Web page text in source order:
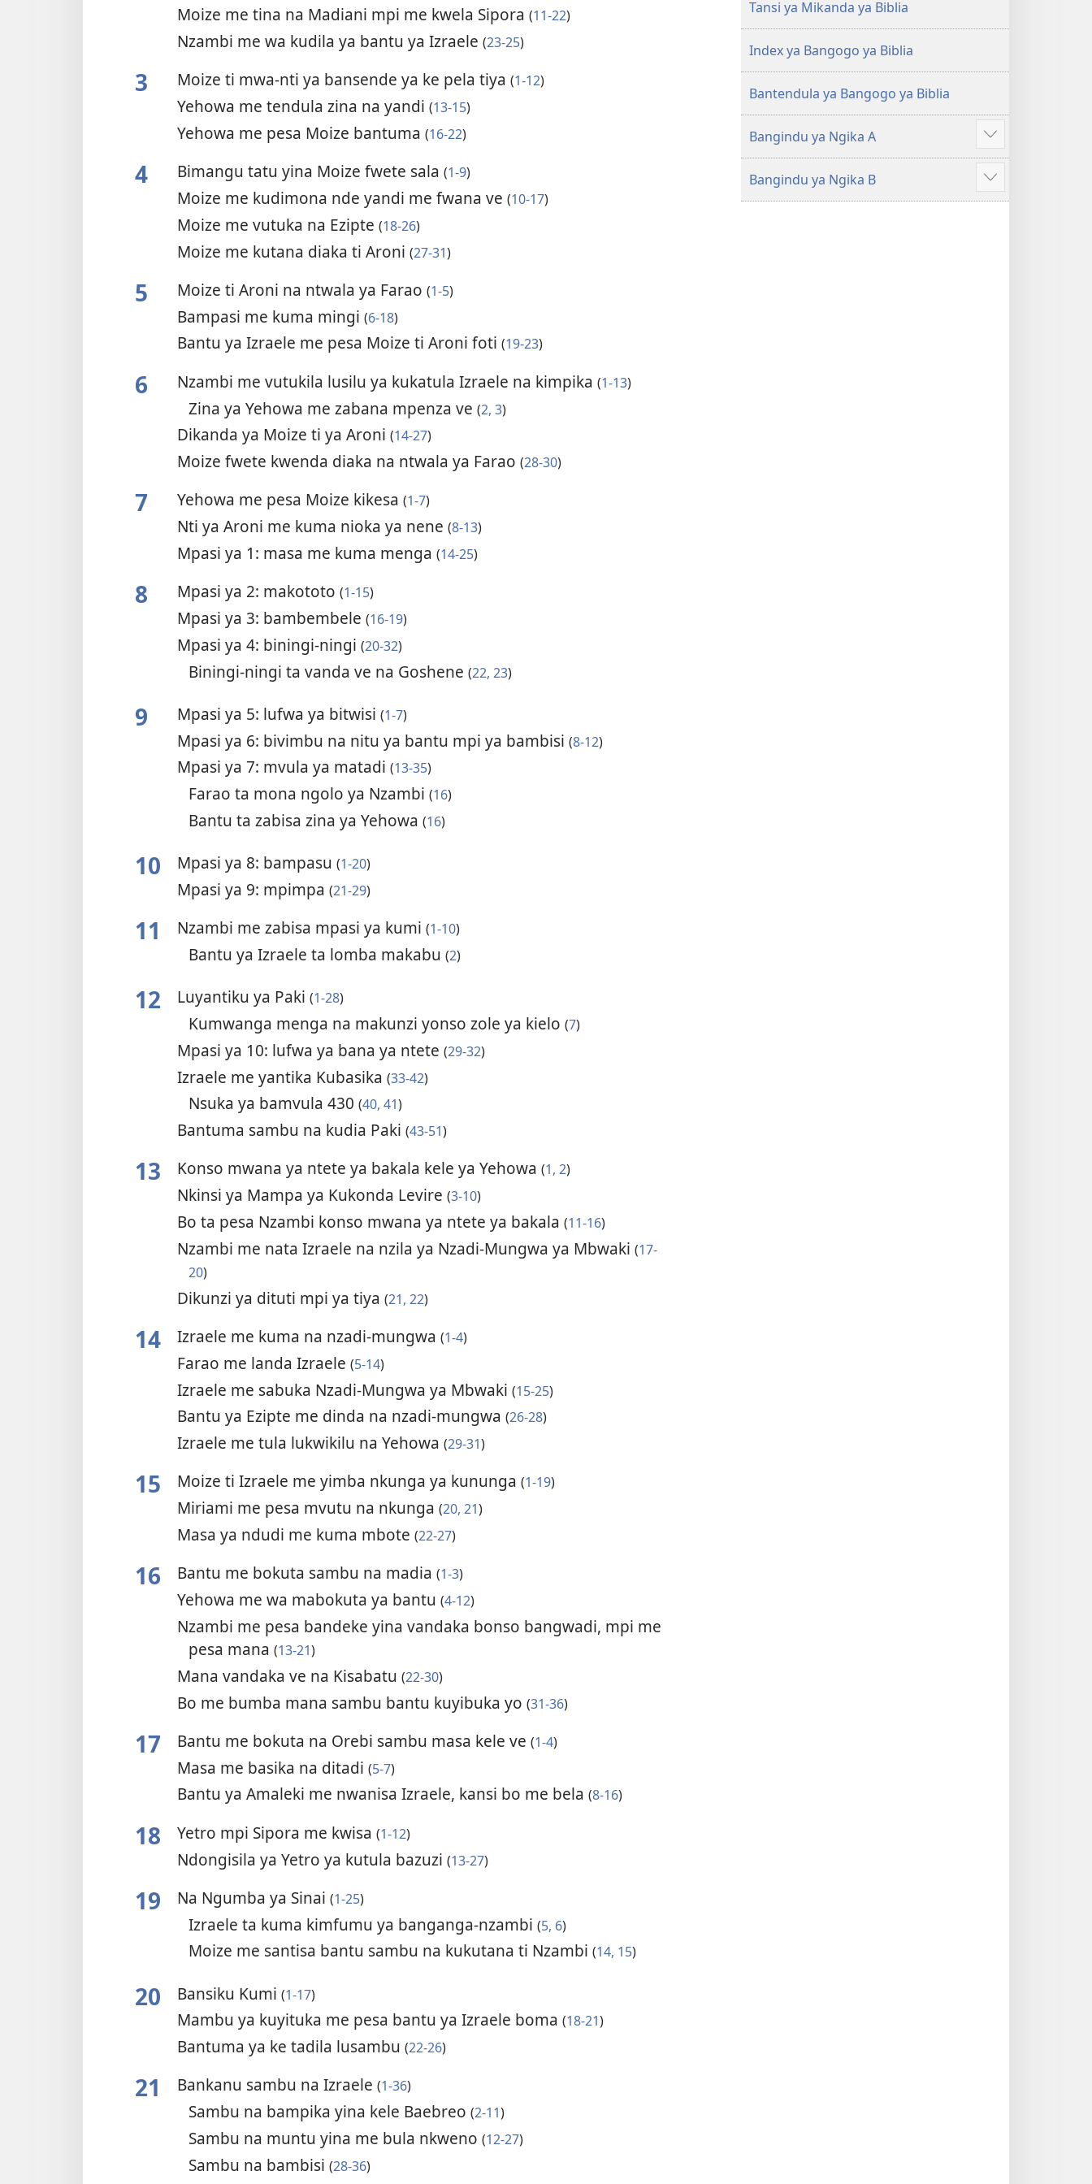
Moize me tina na Madiani mpi me kwela Sipora (11-22)
Nzambi me wa kudila ya bantu ya Izraele (23-25)
3 Moize ti mwa-nti ya bansende ya ke pela tiya (1-12)
Yehowa me tendula zina na yandi (13-15)
Yehowa me pesa Moize bantuma (16-22)
4 Bimangu tatu yina Moize fwete sala (1-9)
Moize me kudimona nde yandi me fwana ve (10-17)
Moize me vutuka na Ezipte (18-26)
Moize me kutana diaka ti Aroni (27-31)
5 Moize ti Aroni na ntwala ya Farao (1-5)
Bampasi me kuma mingi (6-18)
Bantu ya Izraele me pesa Moize ti Aroni foti (19-23)
6 Nzambi me vutukila lusilu ya kukatula Izraele na kimpika (1-13)
Zina ya Yehowa me zabana mpenza ve(2, 3)
Dikanda ya Moize ti ya Aroni (14-27)
Moize fwete kwenda diaka na ntwala ya Farao (28-30)
7 Yehowa me pesa Moize kikesa (1-7)
Nti ya Aroni me kuma nioka ya nene (8-13)
Mpasi ya 1: masa me kuma menga (14-25)
8 Mpasi ya 2: makototo (1-15)
Mpasi ya 3: bambembele (16-19)
Mpasi ya 4: biningi-ningi (20-32)
Biningi-ningi ta vanda ve na Goshene(22, 23)
9 Mpasi ya 5: lufwa ya bitwisi (1-7)
Mpasi ya 6: bivimbu na nitu ya bantu mpi ya bambisi (8-12)
Mpasi ya 7: mvula ya matadi (13-35)
Farao ta mona ngolo ya Nzambi(16)
Bantu ta zabisa zina ya Yehowa(16)
10 Mpasi ya 8: bampasu (1-20)
Mpasi ya 9: mpimpa (21-29)
11 Nzambi me zabisa mpasi ya kumi (1-10)
Bantu ya Izraele ta lomba makabu(2)
12 Luyantiku ya Paki (1-28)
Kumwanga menga na makunzi yonso zole ya kielo(7)
Mpasi ya 10: lufwa ya bana ya ntete (29-32)
Izraele me yantika Kubasika (33-42)
Nsuka ya bamvula 430(40, 41)
Bantuma sambu na kudia Paki (43-51)
13 Konso mwana ya ntete ya bakala kele ya Yehowa (1, 2)
Nkinsi ya Mampa ya Kukonda Levire (3-10)
Bo ta pesa Nzambi konso mwana ya ntete ya bakala (11-16)
Nzambi me nata Izraele na nzila ya Nzadi-Mungwa ya Mbwaki (17-
20)
Dikunzi ya dituti mpi ya tiya (21, 22)
14 Izraele me kuma na nzadi-mungwa (1-4)
Farao me landa Izraele (5-14)
Izraele me sabuka Nzadi-Mungwa ya Mbwaki (15-25)
Bantu ya Ezipte me dinda na nzadi-mungwa (26-28)
Izraele me tula lukwikilu na Yehowa (29-31)
15 Moize ti Izraele me yimba nkunga ya kununga (1-19)
Miriami me pesa mvutu na nkunga (20, 21)
Masa ya ndudi me kuma mbote (22-27)
16 Bantu me bokuta sambu na madia (1-3)
Yehowa me wa mabokuta ya bantu (4-12)
Nzambi me pesa bandeke yina vandaka bonso bangwadi, mpi me
pesa mana(13-21)
Mana vandaka ve na Kisabatu (22-30)
Bo me bumba mana sambu bantu kuyibuka yo (31-36)
17 Bantu me bokuta na Orebi sambu masa kele ve (1-4)
Masa me basika na ditadi (5-7)
Bantu ya Amaleki me nwanisa Izraele, kansi bo me bela (8-16)
18 Yetro mpi Sipora me kwisa (1-12)
Ndongisila ya Yetro ya kutula bazuzi (13-27)
19 Na Ngumba ya Sinai (1-25)
Izraele ta kuma kimfumu ya banganga-nzambi(5, 6)
Moize me santisa bantu sambu na kukutana ti Nzambi(14, 15)
20 Bansiku Kumi (1-17)
Mambu ya kuyituka me pesa bantu ya Izraele boma (18-21)
Bantuma ya ke tadila lusambu (22-26)
21 Bankanu sambu na Izraele (1-36)
Sambu na bampika yina kele Baebreo(2-11)
Sambu na muntu yina me bula nkweno(12-27)
Sambu na bambisi(28-36)
Ntoto
ya
Mpa
(Kubasika
2015)
Ntoto
ya
Mpa
2015)
Tansi ya Mikanda ya Biblia
Index ya Bangogo ya Biblia
Bantendula ya Bangogo ya Biblia
Bangindu ya Ngika A
Songa
mambu
mingi
Bangindu ya Ngika B
Songa
mambu